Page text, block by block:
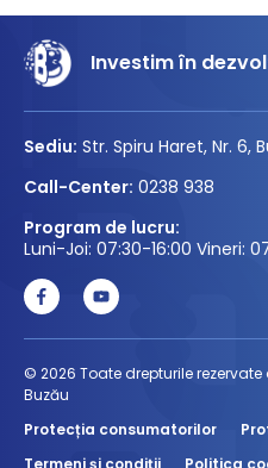
Investim în
Sediu: Str. Spiru Haret, Nr. 6,
Call-Center: 0238 938
Program de lucru:
Luni-Joi: 07:30-16:00 Vineri:
© 2026 Toate drepturile
Buzău
Protecția consumatorilor
Termeni și condiții
Politica